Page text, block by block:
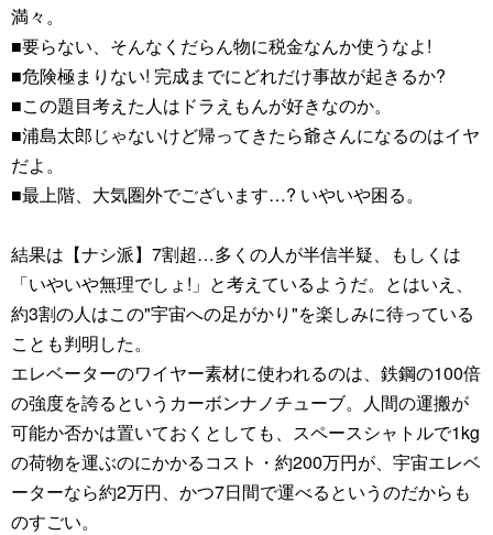
満々。
■要らない、そんなくだらん物に税金なんか使うなよ!
■危険極まりない! 完成までにどれだけ事故が起きるか?
■この題目考えた人はドラえもんが好きなのか。
■浦島太郎じゃないけど帰ってきたら爺さんになるのはイヤ
だよ。
■最上階、大気圏外でございます…? いやいや困る。
結果は【ナシ派】7割超…多くの人が半信半疑、もしくは
「いやいや無理でしょ!」と考えているようだ。とはいえ、
約3割の人はこの"宇宙への足がかり"を楽しみに待っている
ことも判明した。
エレベーターのワイヤー素材に使われるのは、鉄鋼の100倍
の強度を誇るというカーボンナノチューブ。人間の運搬が
可能か否かは置いておくとしても、スペースシャトルで1kg
の荷物を運ぶのにかかるコスト・約200万円が、宇宙エレベ
ーターなら約2万円、かつ7日間で運べるというのだからも
のすごい。